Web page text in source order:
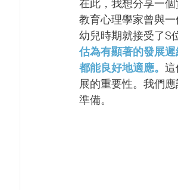
在此，我想分享一
教育心理學家曾與
幼兒時期就接受了S
估為有顯著的發展
都能良好地適應。
展的重要性。我們
準備。